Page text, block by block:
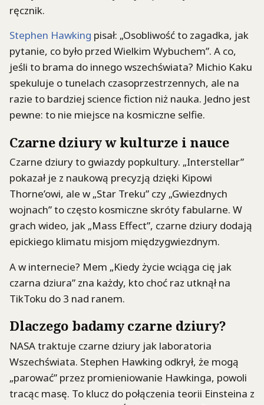
ręcznik.
Stephen Hawking pisał: „Osobliwość to zagadka, jak
pytanie, co było przed Wielkim Wybuchem”. A co,
jeśli to brama do innego wszechświata? Michio Kaku
spekuluje o tunelach czasoprzestrzennych, ale na
razie to bardziej science fiction niż nauka. Jedno jest
pewne: to nie miejsce na kosmiczne selfie.
Czarne dziury w kulturze i nauce
Czarne dziury to gwiazdy popkultury. „Interstellar”
pokazał je z naukową precyzją dzięki Kipowi
Thorne’owi, ale w „Star Treku” czy „Gwiezdnych
wojnach” to często kosmiczne skróty fabularne. W
grach wideo, jak „Mass Effect”, czarne dziury dodają
epickiego klimatu misjom międzygwiezdnym.
A w internecie? Mem „Kiedy życie wciąga cię jak
czarna dziura” zna każdy, kto choć raz utknął na
TikToku do 3 nad ranem.
Dlaczego badamy czarne dziury?
NASA traktuje czarne dziury jak laboratoria
Wszechświata. Stephen Hawking odkrył, że mogą
„parować” przez promieniowanie Hawkinga, powoli
tracąc masę. To klucz do połączenia teorii Einsteina z